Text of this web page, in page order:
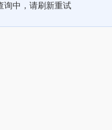
询中，请刷新重试